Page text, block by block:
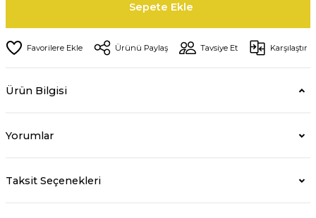
Sepete Ekle
Ürünü Paylaş Tavsiye Et Karşılaştır
Ürün Bilgisi
Yorumlar
Taksit Seçenekleri